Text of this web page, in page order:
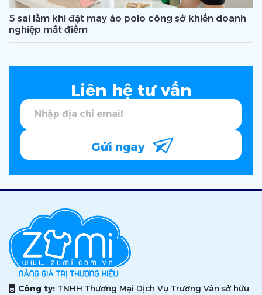
5 sai lầm khi đặt may áo polo công sở khiến doanh
nghiệp mất điểm
Liên hệ tư vấn
Gửi ngay
Công ty: TNHH Thương Mại Dịch Vụ Trường Vân sở hữu